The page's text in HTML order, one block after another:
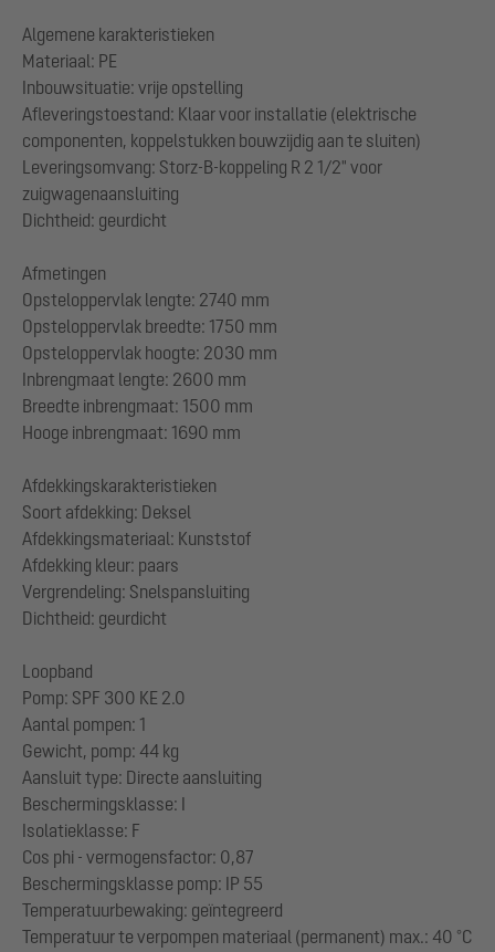
Algemene karakteristieken
Materiaal: PE
Inbouwsituatie: vrije opstelling
Afleveringstoestand: Klaar voor installatie (elektrische
componenten, koppelstukken bouwzijdig aan te sluiten)
Leveringsomvang: Storz-B-koppeling R 2 1/2" voor
zuigwagenaansluiting
Dichtheid: geurdicht
Afmetingen
Opsteloppervlak lengte: 2740 mm
Opsteloppervlak breedte: 1750 mm
Opsteloppervlak hoogte: 2030 mm
Inbrengmaat lengte: 2600 mm
Breedte inbrengmaat: 1500 mm
Hooge inbrengmaat: 1690 mm
Afdekkingskarakteristieken
Soort afdekking: Deksel
Afdekkingsmateriaal: Kunststof
Afdekking kleur: paars
Vergrendeling: Snelspansluiting
Dichtheid: geurdicht
Loopband
Pomp: SPF 300 KE 2.0
Aantal pompen: 1
Gewicht, pomp: 44 kg
Aansluit type: Directe aansluiting
Beschermingsklasse: I
Isolatieklasse: F
Cos phi - vermogensfactor: 0,87
Beschermingsklasse pomp: IP 55
Temperatuurbewaking: geïntegreerd
Temperatuur te verpompen materiaal (permanent) max.: 40 °C